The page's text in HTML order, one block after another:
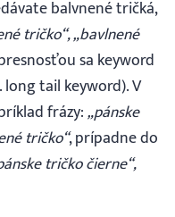
balvnené tričká,
tričko“, „bavlnené
sa keyword
long tail keyword). V
frázy:„pánske
tričko“, prípadne do
tričko čierne“,